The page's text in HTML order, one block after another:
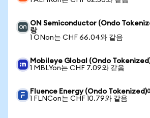
ON Semiconductor (Ondo
랑
1 ONon는 CHF 66.04와 같음
Mobileye Global (Ondo Tokenized)
1 MBLYon는 CHF 7.09와 같음
Fluence Energy (Ondo Tokenized)
1 FLNCon는 CHF 10.79와 같음